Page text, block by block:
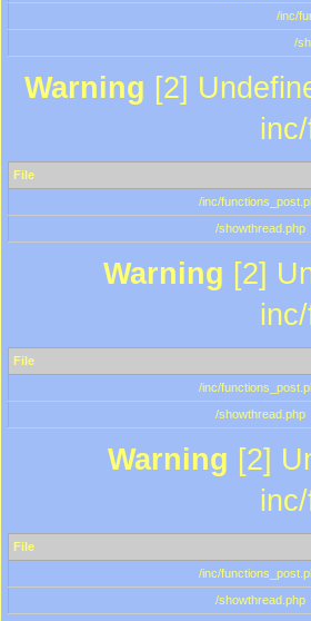
/inc/
/
Warning [2]
File
/inc/
/showthread.php
Warning [2]
File
/inc/
/showthread.php
Warning [2]
File
/inc/
/showthread.php